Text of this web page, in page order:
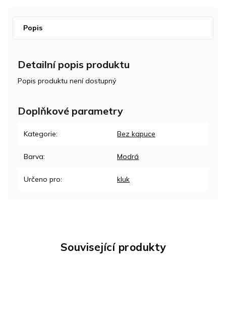
Související produkty
Popis
Detailní popis produktu
Popis produktu není dostupný
Doplňkové parametry
Kategorie: Bez kapuce
Barva: Modrá
Určeno pro: kluk